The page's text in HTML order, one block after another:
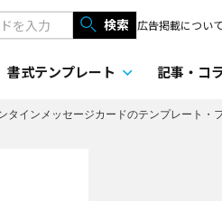
検索 広告掲載について
書式テンプレート 記事・ コ
タインメッセージカードのテンプレート・